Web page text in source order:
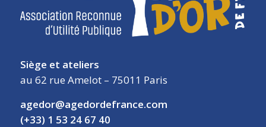
Siège et ateliers
au 62 rue Amelot – 75011 Paris
agedor@agedordefrance.com
(+33) 1 53 24 67 40